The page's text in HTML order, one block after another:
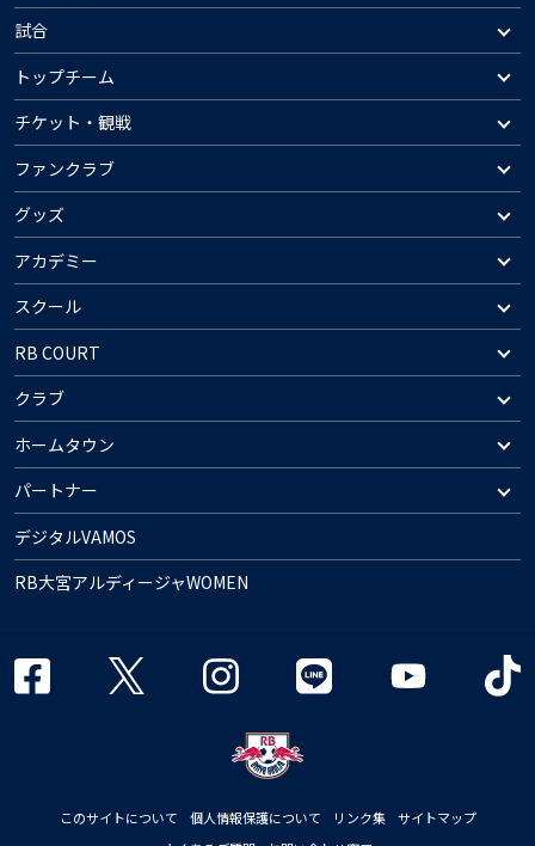
試合
トップチーム
チケット・観戦
ファンクラブ
グッズ
アカデミー
スクール
RB COURT
クラブ
ホームタウン
パートナー
デジタルVAMOS
RB大宮アルディージャWOMEN
このサイトについて 個人情報保護について リンク集
サイトマップ